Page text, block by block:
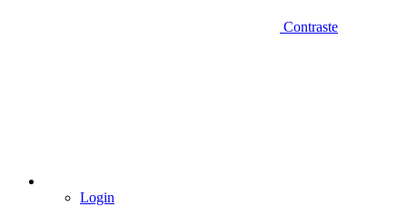
Contraste
Login